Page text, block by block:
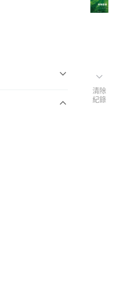
清除
紀錄